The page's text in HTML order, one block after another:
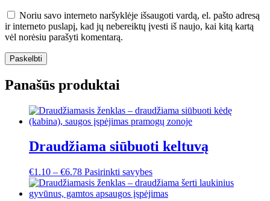
Noriu savo interneto naršyklėje išsaugoti vardą, el. pašto adresą
ir interneto puslapį, kad jų nebereiktų įvesti iš naujo, kai kitą kartą
vėl norėsiu parašyti komentarą.
Panašūs produktai
Draudžiama siūbuoti keltuvą
€1.10 – €6.78 Pasirinkti savybesThis
product
has